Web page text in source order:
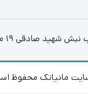
مجتمع کامپیوتر تابان، فروشگاه مانیاتک
مانیاتک محفوظ